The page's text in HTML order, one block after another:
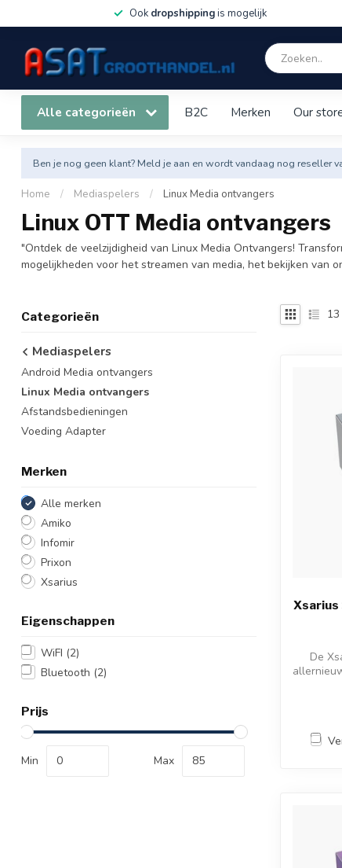
Ook dropshippingis mogelijk
Alle categorieën B2C Merken Our
Ben je nog geen klant? Meld je aan en wordt vandaag nog reseller
Home / Mediaspelers / Linux Media ontvangers
Linux OTT Media ontvangers
"Ontdek de veelzijdigheid van Linux Media Ontvangers!
mogelijkheden voor het streamen van media, het bekijken van
Categorieën
Mediaspelers
Android Media ontvangers
Linux Media ontvangers
Afstandsbedieningen
Voeding Adapter
Merken
Alle merken
Amiko
Infomir
Prixon
Xsarius
Eigenschappen
WiFI (2)
Bluetooth (2)
Prijs
Min Max
13
Xsarius
De